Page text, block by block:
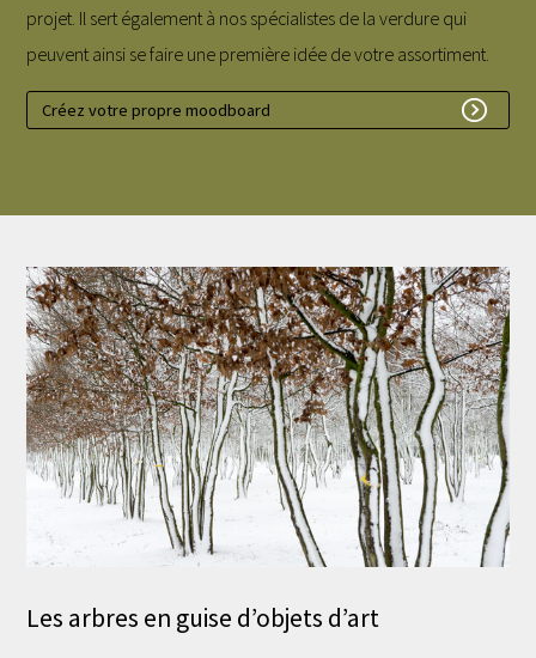
projet. Il sert également à nos spécialistes de la verdure qui
peuvent ainsi se faire une première idée de votre assortiment.
Créez votre propre moodboard
Les arbres en guise d’objets d’art